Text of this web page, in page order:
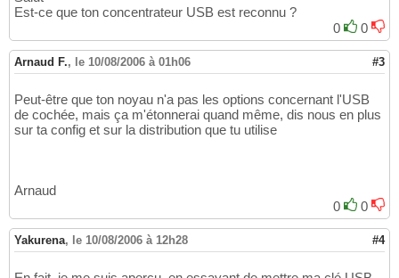
Est-ce que ton concentrateur USB est reconnu ?
0
0
Arnaud F., le 10/08/2006 à 01h06 #3
Peut-être que ton noyau n'a pas les options concernant l'USB
de cochée, mais ça m'étonnerai quand même, dis nous en plus
sur ta config et sur la distribution que tu utilise
Arnaud
0
0
Yakurena, le 10/08/2006 à 12h28 #4